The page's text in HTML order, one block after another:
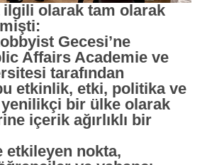
olarak tam olarak
Gecesi’ne
Affairs Academie ve
tarafından
etkinlik, etki, politika ve
yenilikçi bir ülke olarak
içerik ağırlıklı bir
etkileyen nokta,